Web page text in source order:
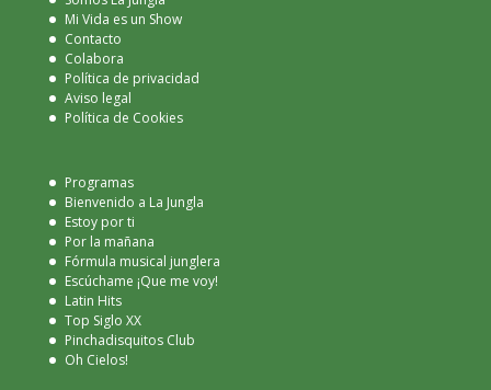
Mi Vida es un Show
Contacto
Colabora
Política de privacidad
Aviso legal
Política de Cookies
Programas
Bienvenido a La Jungla
Estoy por ti
Por la mañana
Fórmula musical junglera
Escúchame ¡Que me voy!
Latin Hits
Top Siglo XX
Pinchadisquitos Club
Oh Cielos!